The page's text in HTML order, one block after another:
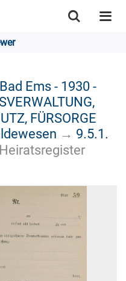
Ems - 1930 -
FÜRSORGE
→ 9.5.1.